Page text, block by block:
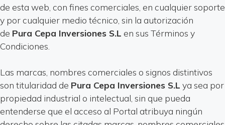
de esta web, con fines comerciales, en cualquier soporte
y por cualquier medio técnico, sin la autorización
de Pura Cepa Inversiones S.L en sus Términos y
Condiciones.
Las marcas, nombres comerciales o signos distintivos
son titularidad de Pura Cepa Inversiones S.L ya sea por
propiedad industrial o intelectual, sin que pueda
entenderse que el acceso al Portal atribuya ningún